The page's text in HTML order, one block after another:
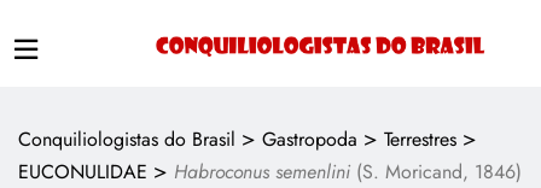
Conquiliologistas do Brasil > Gastropoda > Terrestres >
EUCONULIDAE > Habroconus semenlini (S. Moricand, 1846)